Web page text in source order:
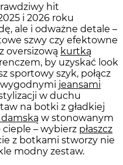
hit
i 2026 roku
ale i odważne detale –
szwy czy efektowne
oversizową kurtką
by uzyskać look
sportowy szyk, połącz
jeansami
w duchu
na botki z gładkiej
w stonowanym
cieple – wybierz płaszcz
z botkami stworzy nie
modny zestaw.